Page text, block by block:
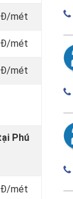
mét
mét
mét
Phú
mét